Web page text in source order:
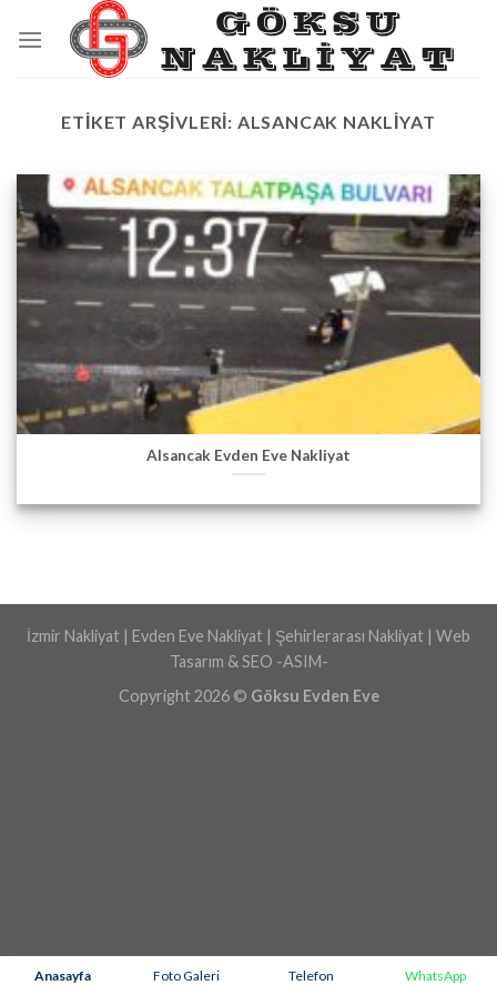
Anasayfa Foto Galeri Telefon WhatsApp
ETIKET ARŞIVLERI: ALSANCAK NAKLIYAT
Alsancak Evden Eve Nakliyat
İzmir Nakliyat | Evden Eve Nakliyat | Şehirlerarası Nakliyat | Web
Tasarım & SEO -ASIM-
Copyright 2026 © Göksu Evden Eve